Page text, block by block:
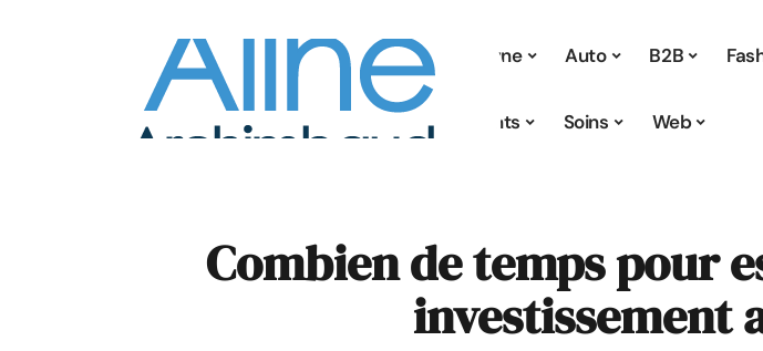
À la une Auto B2B
Parents Soins Web
Combien de temps pour
investissement